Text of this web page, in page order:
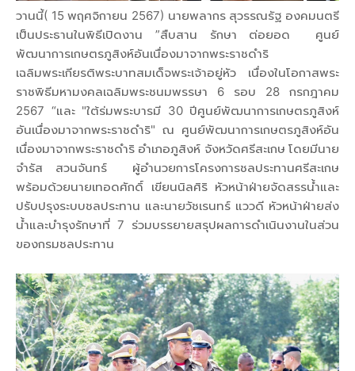
วานนี้( 15 พฤศจิกายน 2567) นายพลากร สุวรรณรัฐ องคมนตรี
เป็นประธานในพิธีเปิดงาน ”สืบสาน รักษา ต่อยอด ศูนย์
พัฒนาการเกษตรภูสิงห์อันเนื่องมาจากพระราชดำริ
เฉลิมพระเกียรติพระบาทสมเด็จพระเจ้าอยู่หัว เนื่องในโอกาสพระ
ราชพิธีมหามงคลเฉลิมพระชนมพรรษา 6 รอบ 28 กรกฎาคม
2567 “และ "ใต้ร่มพระบารมี 30 ปีศูนย์พัฒนาการเกษตรภูสิงห์
อันเนื่องมาจากพระราชดำริ" ณ ศูนย์พัฒนาการเกษตรภูสิงห์อัน
เนื่องมาจากพระราชดำริ อำเภอภูสิงห์ จังหวัดศรีสะเกษ โดยมีนาย
จำรัส สวนจันทร์ ผู้อำนวยการโครงการชลประทานศรีสะเกษ
พร้อมด้วยนายเทอดศักดิ์ เขียนนิลศิริ หัวหน้าฝ่ายจัดสรรน้ำและ
ปรับปรุงระบบชลประทาน และนายวัชเรนทร์ แววดี หัวหน้าฝ่ายส่ง
น้ำและบำรุงรักษาที่ 7 ร่วมบรรยายสรุปผลการดำเนินงานในส่วน
ของกรมชลประทาน